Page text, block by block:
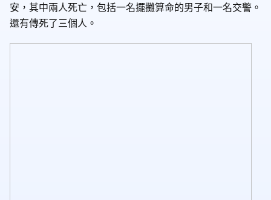
安，其中兩人死亡，包括一名擺攤算命的男子和一名交警。
還有傳死了三個人。